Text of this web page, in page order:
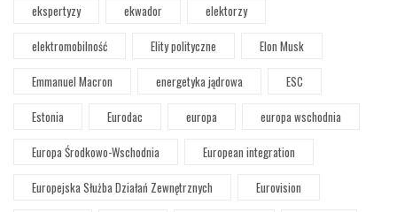
ekspertyzy
ekwador
elektorzy
elektromobilność
Elity polityczne
Elon Musk
Emmanuel Macron
energetyka jądrowa
ESC
Estonia
Eurodac europa
europa wschodnia
Europa Środkowo-Wschodnia
European integration
Europejska Służba Działań Zewnętrznych
Eurovision